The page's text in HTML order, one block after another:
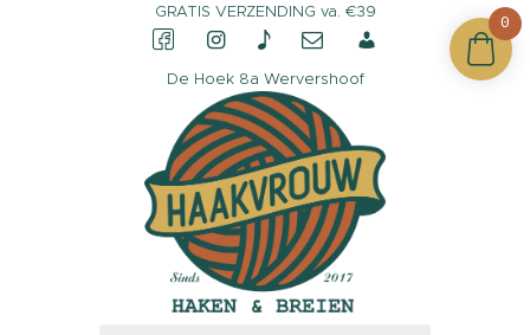
GRATIS VERZENDING va. €39
De Hoek 8a Wervershoof
CONTACT &
OPENINGSTIJDEN
OVER HAAKVROUW
MIJN ACCOUNT
0